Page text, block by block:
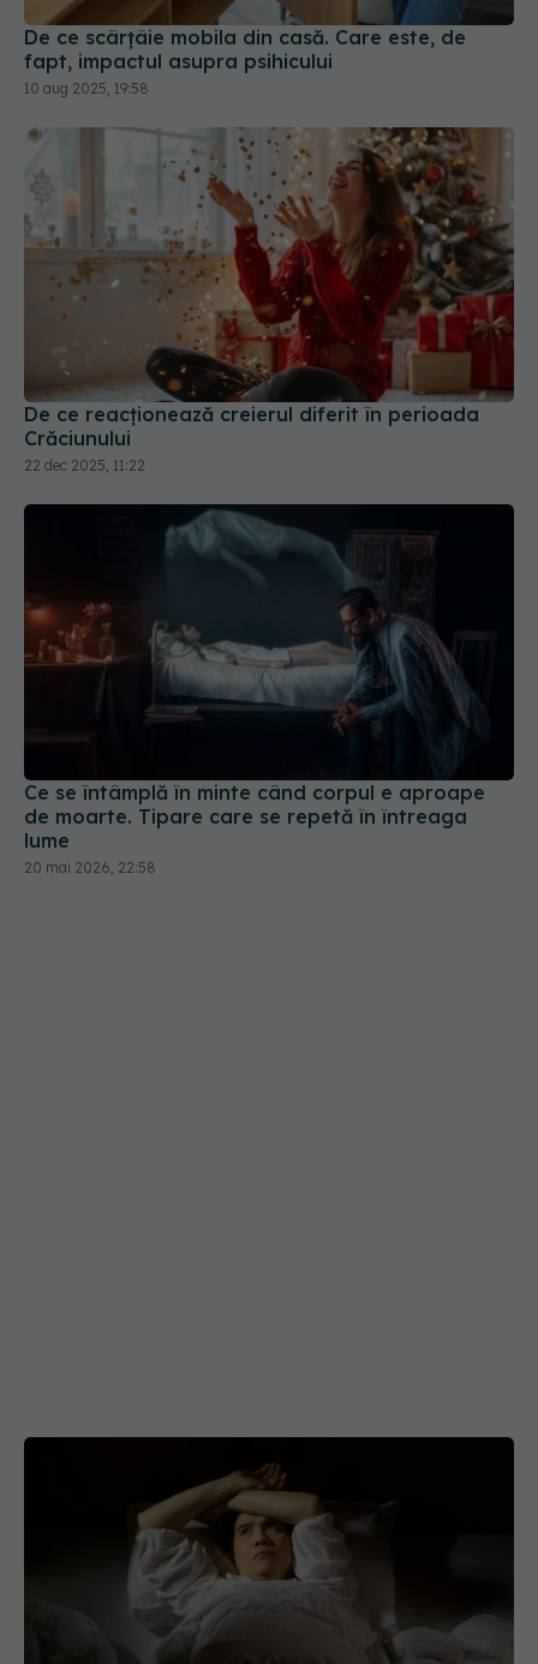
De ce scârțâie mobila din casă. Care este, de
fapt, impactul asupra psihicului
10 aug 2025, 19:58
De ce reacționează creierul diferit în perioada
Crăciunului
22 dec 2025, 11:22
Ce se întâmplă în minte când corpul e aproape
de moarte. Tipare care se repetă în întreaga
lume
20 mai 2026, 22:58